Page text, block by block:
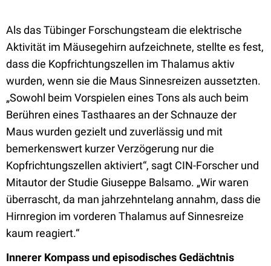
Als das Tübinger Forschungsteam die elektrische
Aktivität im Mäusegehirn aufzeichnete, stellte es fest,
dass die Kopfrichtungszellen im Thalamus aktiv
wurden, wenn sie die Maus Sinnesreizen aussetzten.
„Sowohl beim Vorspielen eines Tons als auch beim
Berühren eines Tasthaares an der Schnauze der
Maus wurden gezielt und zuverlässig und mit
bemerkenswert kurzer Verzögerung nur die
Kopfrichtungszellen aktiviert“, sagt CIN-Forscher und
Mitautor der Studie Giuseppe Balsamo. „Wir waren
überrascht, da man jahrzehntelang annahm, dass die
Hirnregion im vorderen Thalamus auf Sinnesreize
kaum reagiert.“
Innerer Kompass und episodisches Gedächtnis